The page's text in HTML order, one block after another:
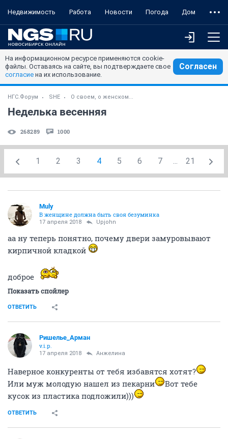
Недвижимость Работа Новости Погода Дом
На информационном ресурсе применяются cookie-
файлы. Оставаясь на сайте, вы подтверждаете свое
согласие на их использование.
Согласен
НГС.Форум SHE О своем, о женском...
Неделька весенняя
268289 1000
1 2 3 4 5 6 7 ... 21
Muly
В женщине должна быть своя безyминка
17 апреля 2018 Upjohn
аа ну теперь понятно, почему двери замуровывают
кирпичной кладкой
доброе
Показать спойлер
ОТВЕТИТЬ
Ришелье_Арман
v.i.p.
17 апреля 2018 Aнжелина
Наверное конкуренты от тебя избавятся хотят?
Или муж молодую нашел из пекарни
Вот тебе
кусок из пластика подложили)))
ОТВЕТИТЬ